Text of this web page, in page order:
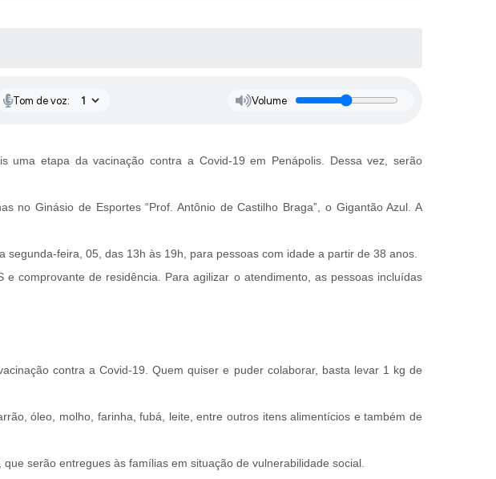
Tom de voz: Volume
uma etapa da vacinação contra a Covid-19 em Penápolis. Dessa vez, serão
no Ginásio de Esportes “Prof. Antônio de Castilho Braga”, o Gigantão Azul. A
feira, 05, das 13h às 19h, para pessoas com idade a partir de 38 anos.
comprovante de residência. Para agilizar o atendimento, as pessoas incluídas
contra a Covid-19. Quem quiser e puder colaborar, basta levar 1 kg de
óleo, molho, farinha, fubá, leite, entre outros itens alimentícios e também de
serão entregues às famílias em situação de vulnerabilidade social.